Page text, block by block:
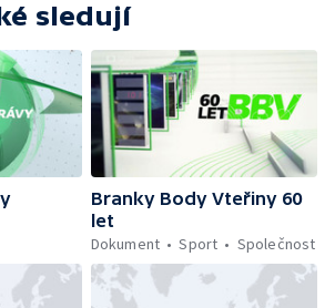
sledují
Branky Body Vteřiny 60
let
Dokument
Sport Společnost